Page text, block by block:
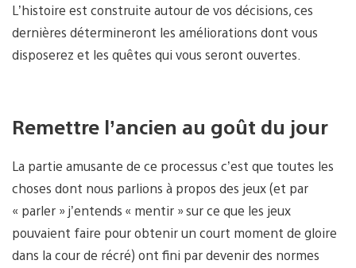
L’histoire est construite autour de vos décisions, ces
dernières détermineront les améliorations dont vous
disposerez et les quêtes qui vous seront ouvertes.
Remettre l’ancien au goût du jour
La partie amusante de ce processus c’est que toutes les
choses dont nous parlions à propos des jeux (et par
« parler » j’entends « mentir » sur ce que les jeux
pouvaient faire pour obtenir un court moment de gloire
dans la cour de récré) ont fini par devenir des normes